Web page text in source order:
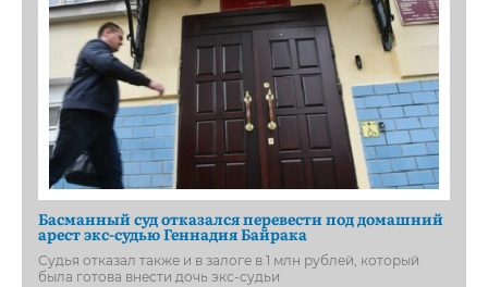
Басманный суд отказался перевести под домашний
арест экс-судью Геннадия Байрака
Судья отказал также и в залоге в 1 млн рублей, который
была готова внести дочь экс-судьи